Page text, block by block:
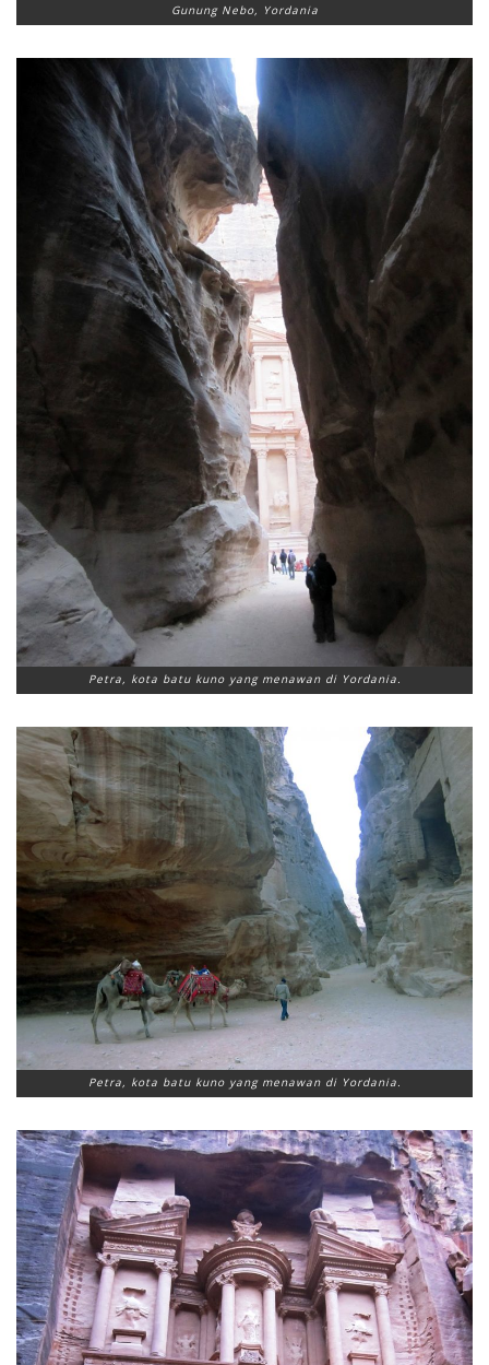
Gunung Nebo, Yordania
Petra, kota batu kuno yang menawan di Yordania.
Petra, kota batu kuno yang menawan di Yordania.